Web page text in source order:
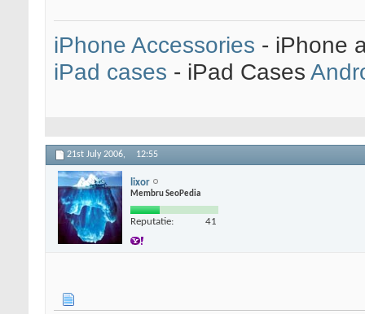
iPhone Accessories - iPhone
iPad cases - iPad Cases
21st July 2006, 12:55
lixor
Membru SeoPedia
Reputatie: 41